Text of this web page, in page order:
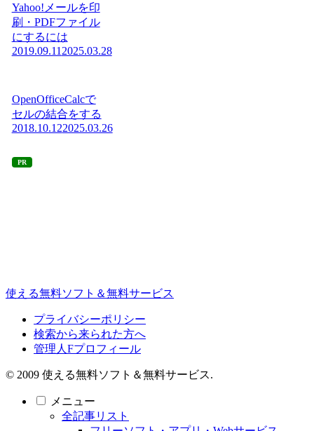
Yahoo!メールを印
刷・PDFファイル
にするには
2019.09.11 2025.03.28
OpenOfficeCalcで
セルの結合をする
2018.10.122025.03.26
PR
使える無料ソフト＆無料サービス
プライバシーポリシー
検索から来られた方へ
管理人Fプロフィール
© 2009 使える無料ソフト＆無料サービス.
メニュー
全記事リスト